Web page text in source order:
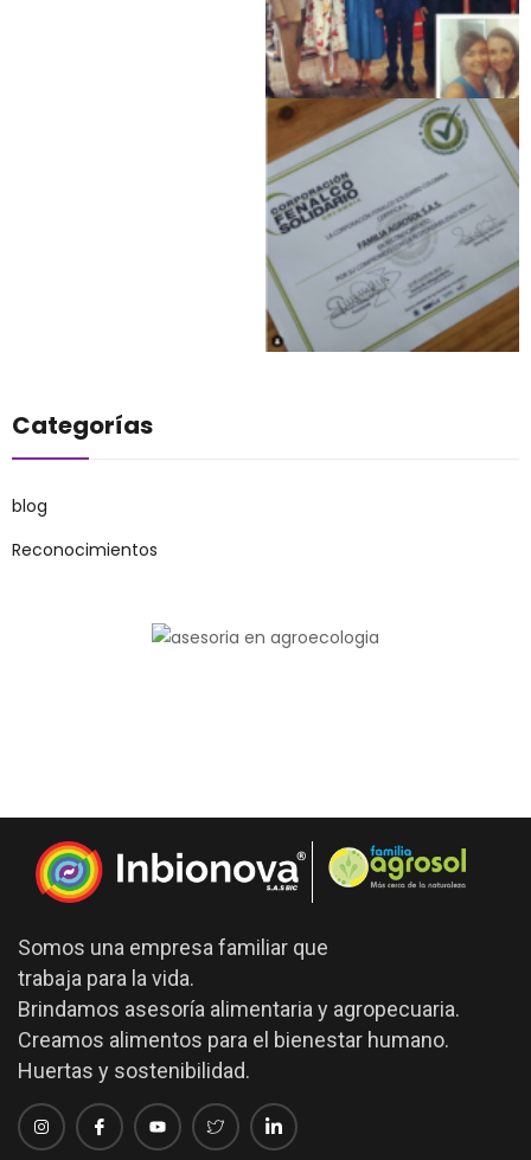
Categorías
blog
Reconocimientos
Somos una empresa familiar que
trabaja para la vida.
Brindamos asesoría alimentaria y agropecuaria.
Creamos alimentos para el bienestar humano.
Huertas y sostenibilidad.